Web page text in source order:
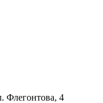
Флегонтова, 4